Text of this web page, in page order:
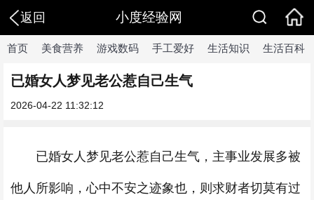
返回 小度经验网
首页 美食营养 游戏数码 手工爱好 生活知识 生活百科
已婚女人梦见老公惹自己生气
2026-04-22 11:32:12
已婚女人梦见老公惹自己生气，主事业发展多被
他人所影响，心中不安之迹象也，则求财者切莫有过